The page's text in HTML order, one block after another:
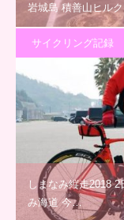
岩城島 積善山ヒル
サイクリング記録
しまなみ縦走2018
み海道 今…